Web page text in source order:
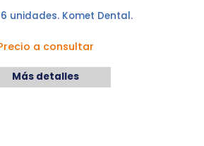
unidades. Komet Dental.
a consultar
Más detalles